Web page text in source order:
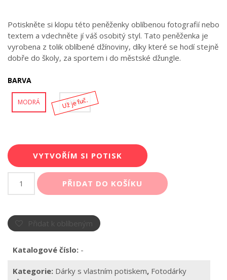
Potiskněte si klopu této peněženky oblíbenou fotografií nebo
textem a vdechněte jí váš osobitý styl. Tato peněženka je
vyrobena z tolik oblíbené džínoviny, díky které se hodí stejně
dobře do školy, za sportem i do městské džungle.
BARVA
MODRÁ Už je fuč.
ČERNÁ
VYTVOŘÍM SI POTISK
Látková
peněženka
potiskem
množství
PŘIDAT DO KOŠÍKU
Přidat k oblíbeným
Katalogové číslo: -
Kategorie: Dárky s vlastním potiskem, Fotodárky